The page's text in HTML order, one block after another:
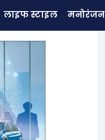
लाइफ स्टाइल मनोरंजन